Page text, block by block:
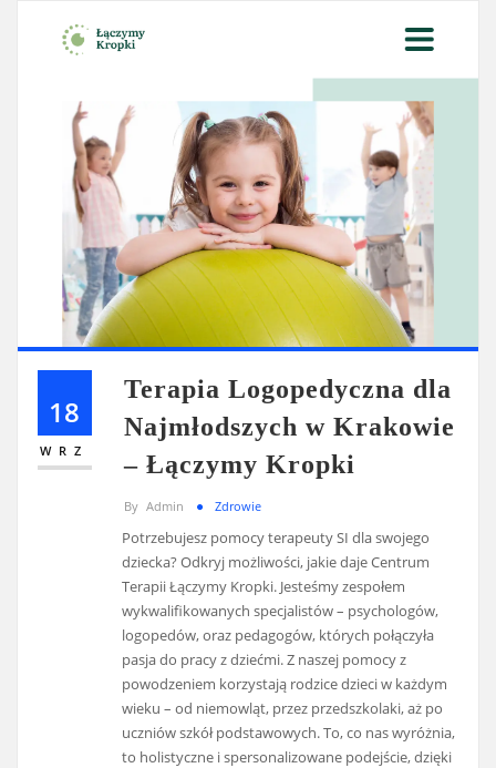
18
WRZ
Terapia Logopedyczna dla
Najmłodszych w Krakowie
– Łączymy Kropki
By Admin Zdrowie
Potrzebujesz pomocy terapeuty SI dla swojego
dziecka? Odkryj możliwości, jakie daje Centrum
Terapii Łączymy Kropki. Jesteśmy zespołem
wykwalifikowanych specjalistów – psychologów,
logopedów, oraz pedagogów, których połączyła
pasja do pracy z dziećmi. Z naszej pomocy z
powodzeniem korzystają rodzice dzieci w każdym
wieku – od niemowląt, przez przedszkolaki, aż po
uczniów szkół podstawowych. To, co nas wyróżnia,
to holistyczne i spersonalizowane podejście, dzięki